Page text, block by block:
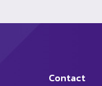
Contact